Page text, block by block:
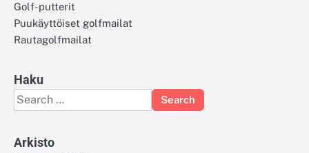
Golf-putterit
Puukäyttöiset golfmailat
Rautagolfmailat
Haku
Search
for:
Arkisto